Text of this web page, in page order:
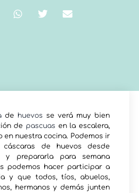
de huevos se verá muy bien
de pascuas en la escalera,
en nuestra cocina. Podemos ir
de huevos desde
y prepararla para semana
podemos hacer participar a
y que todos, tíos, abuelos,
hermanos y demás junten